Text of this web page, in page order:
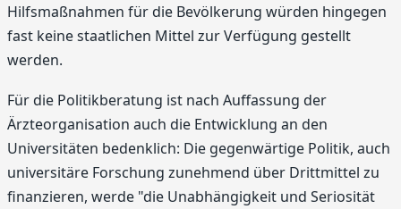
Hilfsmaßnahmen für die Bevölkerung würden hingegen
fast keine staatlichen Mittel zur Verfügung gestellt
werden.
Für die Politikberatung ist nach Auffassung der
Ärzteorganisation auch die Entwicklung an den
Universitäten bedenklich: Die gegenwärtige Politik, auch
universitäre Forschung zunehmend über Drittmittel zu
finanzieren, werde "die Unabhängigkeit und Seriosität